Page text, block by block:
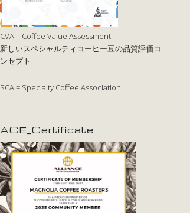
CVA = Coffee Value Assessment
新しいスペシャルティコーヒー豆の品質評価コ
ンセプト
SCA = Specialty Coffee Association
ACE_Certificate